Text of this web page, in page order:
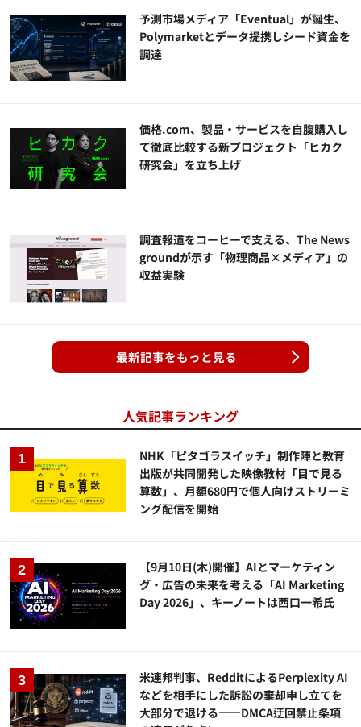
予測市場メディア「Eventual」が誕生、
Polymarketとデータ提携しシード資金を
調達
価格.com、製品・サービスを自腹購入し
て徹底比較する新プロジェクト「ヒカク
研究会」を立ち上げ
調査報道をコーヒーで支える、The News
groundが示す「物理商品×メディア」の
収益実験
最新記事をもっと見る
人気記事ランキング
NHK「ピタゴラスイッチ」制作陣と教育
出版が共同開発した映像教材「目で見る
算数」、月額680円で個人向けストリーミ
ング配信を開始
【9月10日(木)開催】AIとマーケティン
グ・広告の未来を考える「AI Marketing
Day 2026」、キーノートは西口一希氏
米連邦判事、RedditによるPerplexity AI
などを相手にした訴訟の棄却申し立てを
大部分で退ける——DMCA迂回禁止条項